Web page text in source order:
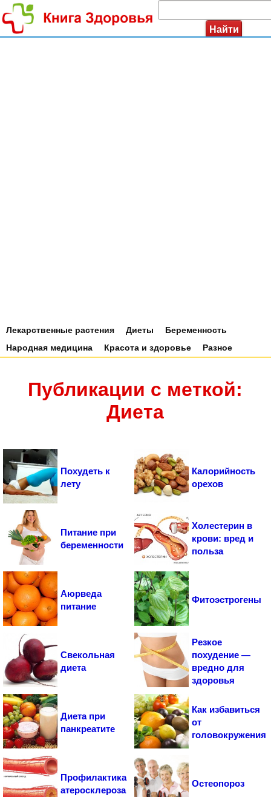
Лекарственные растения Диеты
Беременность
Народная медицина
Красота и здоровье Разное
Публикации с меткой:
Диета
Похудеть к
лету
Калорийность
орехов
Питание при
беременности
Холестерин в
крови: вред и
польза
Аюрведа
питание
Фитоэстрогены
Свекольная
диета
Резкое
похудение —
вредно для
здоровья
Диета при
панкреатите
Как избавиться
от
головокружения
Профилактика
атеросклероза
Остеопороз